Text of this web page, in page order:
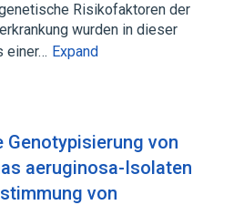
Risikofaktoren der
wurden in dieser
einer… Expand
Genotypisierung von
aeruginosa-Isolaten
von